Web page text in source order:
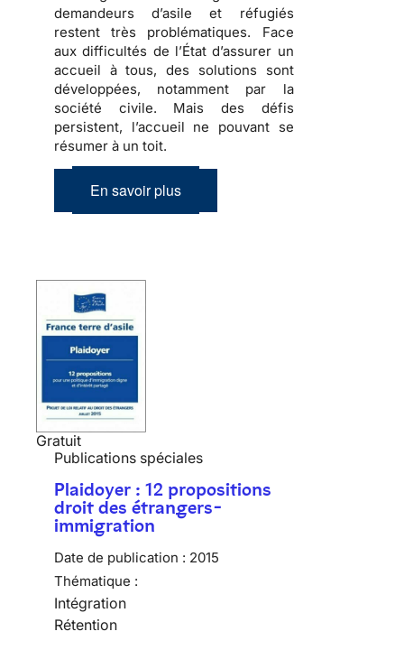
demandeurs d’asile et réfugiés
restent très problématiques. Face
aux difficultés de l’État d’assurer un
accueil à tous, des solutions sont
développées, notamment par la
société civile. Mais des défis
persistent, l’accueil ne pouvant se
résumer à un toit.
En savoir plus
Gratuit
Publications spéciales
Plaidoyer : 12 propositions
droit des étrangers-
immigration
Date de publication : 2015
Thématique :
Intégration
Rétention